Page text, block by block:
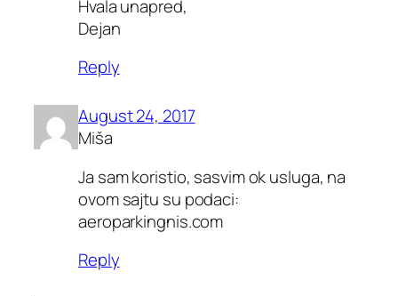
Hvala unapred,
Dejan
Reply
August 24, 2017
Miša
Ja sam koristio, sasvim ok usluga, na
ovom sajtu su podaci:
aeroparkingnis.com
Reply